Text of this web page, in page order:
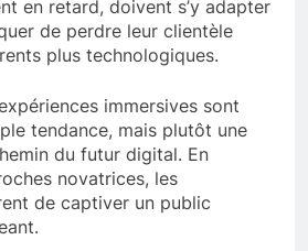
en retard, doivent s’y adapter
de perdre leur clientèle
plus technologiques.
immersives sont
tendance, mais plutôt une
du futur digital. En
novatrices, les
de captiver un public